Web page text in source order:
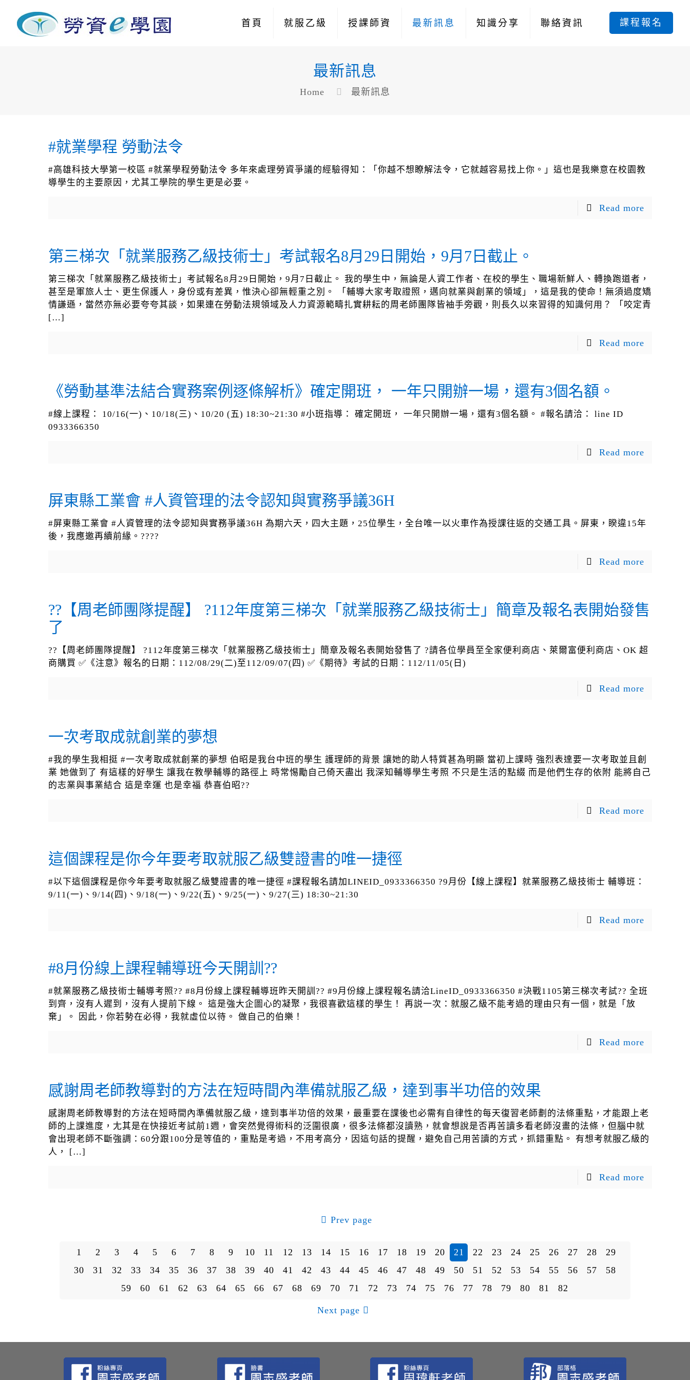
首頁 就服乙級 授課師資 最新訊息 知識分享 聯絡資訊 課程報名
最新訊息
Home 最新訊息
#就業學程 勞動法令
#高雄科技大學第一校區 #就業學程勞動法令 多年來處理勞資爭議的經驗得知：「你越不想瞭解法令，它就越容易找上你。」這也是我樂意在校園教
導學生的主要原因，尤其工學院的學生更是必要。
Read more
第三梯次「就業服務乙級技術士」考試報名8月29日開始，9月7日截止。
第三梯次「就業服務乙級技術士」考試報名8月29日開始，9月7日截止。 我的學生中，無論是人資工作者、在校的學生、職場新鮮人、轉換跑道者，
甚至是軍旅人士、更生保護人，身份或有差異，惟決心卻無輕重之別。 「輔導大家考取證照，邁向就業與創業的領域」，這是我的使命！無須過度矯
情謙遜，當然亦無必要夸夸其談，如果連在勞動法規領域及人力資源範疇扎實耕耘的周老師團隊皆袖手旁觀，則長久以來習得的知識何用？ 「咬定青
[…]
Read more
《勞動基準法結合實務案例逐條解析》確定開班， 一年只開辦一場，還有3個名額。
#線上課程： 10/16(一)、10/18(三)、10/20 (五) 18:30~21:30 #小班指導： 確定開班， 一年只開辦一場，還有3個名額。 #報名請洽： line ID
0933366350
Read more
屏東縣工業會 #人資管理的法令認知與實務爭議36H
#屏東縣工業會 #人資管理的法令認知與實務爭議36H 為期六天，四大主題，25位學生，全台唯一以火車作為授課往返的交通工具。屏東，睽違15年
後，我應邀再續前緣。????
Read more
??【周老師團隊提醒】 ?112年度第三梯次「就業服務乙級技術士」簡章及報名表開始發售
了
??【周老師團隊提醒】 ?112年度第三梯次「就業服務乙級技術士」簡章及報名表開始發售了 ?請各位學員至全家便利商店、萊爾富便利商店、OK 超
商購買 ✅《注意》報名的日期：112/08/29(二)至112/09/07(四) ✅《期待》考試的日期：112/11/05(日)
Read more
一次考取成就創業的夢想
#我的學生我相挺 #一次考取成就創業的夢想 伯昭是我台中班的學生 護理師的背景 讓她的助人特質甚為明顯 當初上課時 強烈表達要一次考取並且創
業 她做到了 有這樣的好學生 讓我在教學輔導的路徑上 時常惕勵自己倚天盡出 我深知輔導學生考照 不只是生活的點綴 而是他們生存的依附 能將自己
的志業與事業結合 這是幸運 也是幸福 恭喜伯昭??
Read more
這個課程是你今年要考取就服乙級雙證書的唯一捷徑
#以下這個課程是你今年要考取就服乙級雙證書的唯一捷徑 #課程報名請加LINEID_0933366350 ?9月份【線上課程】就業服務乙級技術士 輔導班：
9/11(一)、9/14(四)、9/18(一)、9/22(五)、9/25(一)、9/27(三) 18:30~21:30
Read more
#8月份線上課程輔導班今天開訓??
#就業服務乙級技術士輔導考照?? #8月份線上課程輔導班昨天開訓?? #9月份線上課程報名請洽LineID_0933366350 #決戰1105第三梯次考試?? 全班
到齊，沒有人遲到，沒有人提前下線。 這是強大企圖心的凝聚，我很喜歡這樣的學生！ 再説一次：就服乙級不能考過的理由只有一個，就是「放
棄」。 因此，你若勢在必得，我就虛位以待。 做自己的伯樂！
Read more
感謝周老師教導對的方法在短時間內準備就服乙級，達到事半功倍的效果
感謝周老師教導對的方法在短時間內準備就服乙級，達到事半功倍的效果，最重要在課後也必需有自律性的每天復習老師劃的法條重點，才能跟上老
師的上課進度，尢其是在快接近考試前1週，會突然覺得術科的泛圍很廣，很多法條都沒讀熟，就會想說是否再苦讀多看老師沒畫的法條，但腦中就
會出現老師不斷強調：60分跟100分是等值的，重點是考過，不用考高分，因這句話的提醒，避免自己用苦讀的方式，抓錯重點。 有想考就服乙級的
人，
[…]
Read more
Prev page
1 2 3 4 5 6 7 8 9 10 11 12 13 14 15 16 17 18 19 20 21 22 23 24 25 26 27 28
29
30
31 32 33 34 35 36 37 38 39 40 41 42 43 44 45 46 47 48 49 50 51 52 53 54 55 56 57
58
59
60 61 62 63 64 65 66 67 68 69 70 71 72 73 74 75 76 77 78 79 80 81 82
Next page